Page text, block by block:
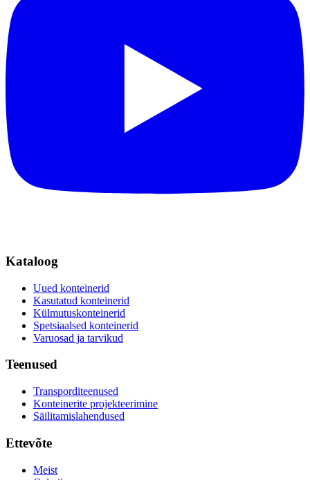
Kataloog
Uued konteinerid
Kasutatud konteinerid
Külmutuskonteinerid
Spetsiaalsed konteinerid
Varuosad ja tarvikud
Teenused
Transporditeenused
Konteinerite projekteerimine
Säilitamislahendused
Ettevõte
Meist